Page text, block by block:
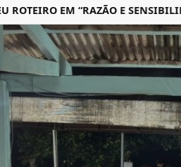
EM “RAZÃO E SENSIBILIDADE”